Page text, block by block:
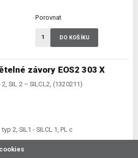
závory EOS2 303 X
SIL 2 – SILCL2, (1320211)
typ 2, SIL1 - SILCL 1, PL c
Porovnat
DO KOŠÍKU